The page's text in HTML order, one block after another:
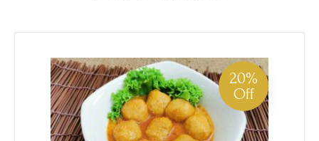
20%
Off